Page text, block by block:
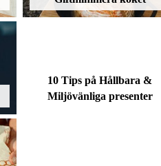
10 Tips på Hållbara &
Miljövänliga presenter